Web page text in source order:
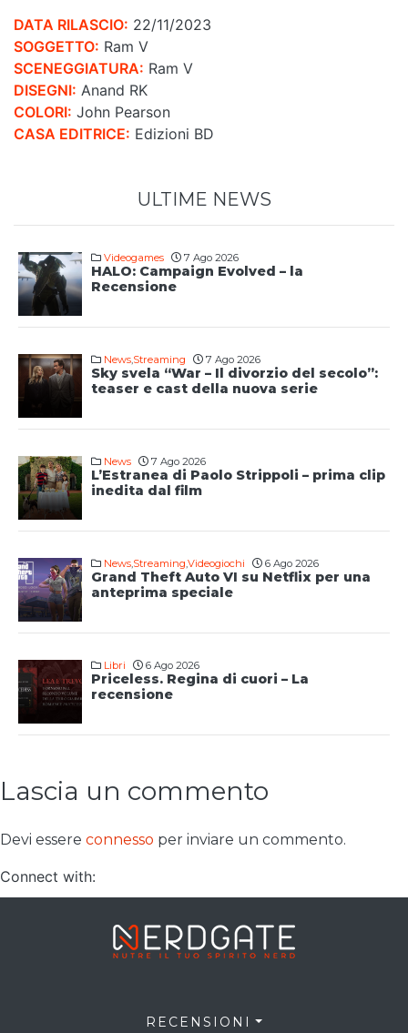
DATA RILASCIO: 22/11/2023
SOGGETTO: Ram V
SCENEGGIATURA: Ram V
DISEGNI: Anand RK
COLORI: John Pearson
CASA EDITRICE: Edizioni BD
ULTIME NEWS
Videogames 7 Ago 2026
HALO: Campaign Evolved – la
Recensione
News,Streaming 7 Ago 2026
Sky svela “War – Il divorzio del secolo”:
teaser e cast della nuova serie
News 7 Ago 2026
L’Estranea di Paolo Strippoli – prima clip
inedita dal film
News,Streaming,Videogiochi 6 Ago 2026
Grand Theft Auto VI su Netflix per una
anteprima speciale
Libri 6 Ago 2026
Priceless. Regina di cuori – La
recensione
Lascia un commento
Devi essere connesso per inviare un commento.
Connect with:
RECENSIONI